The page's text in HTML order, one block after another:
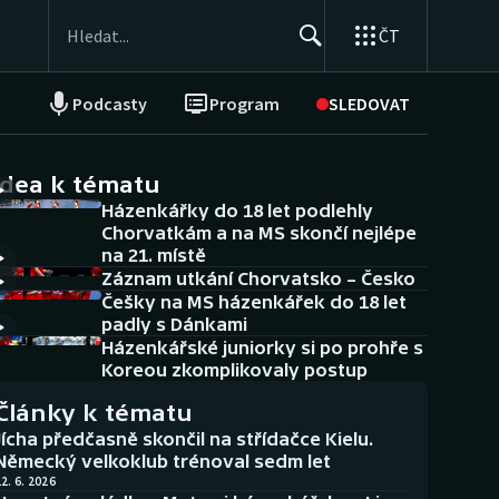
ČT
Podcasty Program SLEDOVAT
NEPŘEHLÉDNĚTE
Historické návraty
Aplikace ČT sport
AZ kvíz
k tématu
Házenkářky do 18 let podlehly
Chorvatkám a na MS skončí nejlépe
na 21. místě
Záznam utkání Chorvatsko – Česko
Češky na MS házenkářek do 18 let
padly s Dánkami
Házenkářské juniorky si po prohře s
Koreou zkomplikovaly postup
k tématu
předčasně skončil na střídačce Kielu.
velkoklub trénoval sedm let
6. 2026